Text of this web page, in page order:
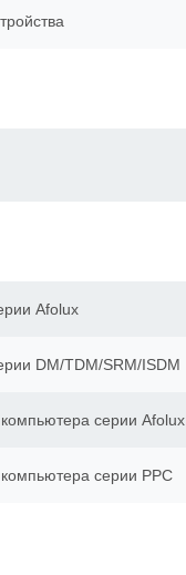
Afolux
DM/TDM/SRM/ISDM
серии Afolux
серии PPC